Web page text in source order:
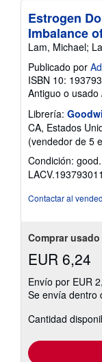
Estrogen
Imbalance
Lam, Michael;
Publicado por
ISBN 10:
Antiguo o usado
Librería:
CA, Estados
(vendedor de 5
Condición:
Contactar al
Comprar usado
EUR 6,24
Envío por EUR
Se envía dentro
Cantidad